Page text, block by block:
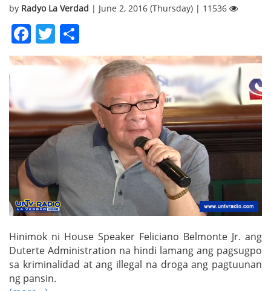
by Radyo La Verdad | June 2, 2016 (Thursday) | 11536
Facebook
Twitter
Hinimok ni House Speaker Feliciano Belmonte Jr. ang
Duterte Administration na hindi lamang ang pagsugpo
sa kriminalidad at ang illegal na droga ang pagtuunan
ng pansin.